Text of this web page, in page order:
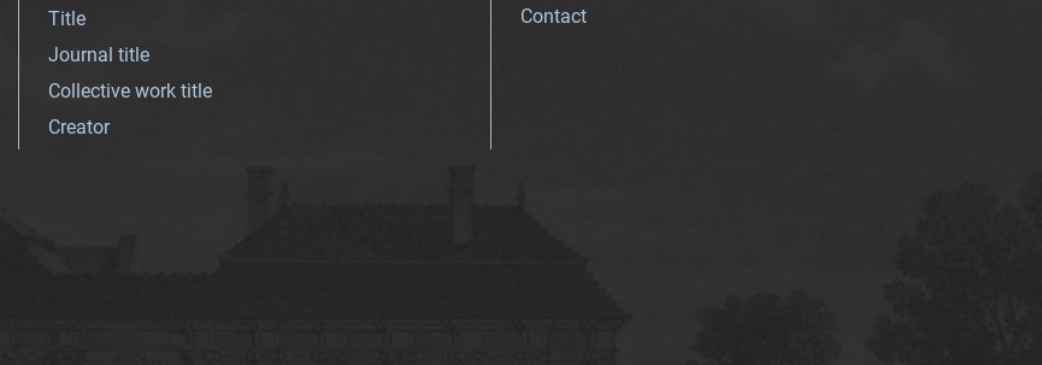
Title
Journal title
Collective work title
Creator
Contact